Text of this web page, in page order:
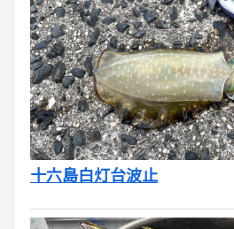
十六島白灯台波止